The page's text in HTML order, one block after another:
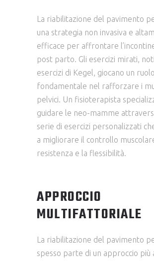
La riabilitazione del pavimento
una strategia non invasiva e
efficace per affrontare
post parto. Gli esercizi mirati,
esercizi di Kegel, giocano un ruolo
fondamentale nel rafforzare i
pelvici. Un fisioterapista
guidare le neo-mamme
serie di esercizi personalizzati
a migliorare il controllo
resistenza e la flessibilità.
APPROCCIO
MULTIFATTORIALE
La riabilitazione del pavimento
spesso parte di un approccio più